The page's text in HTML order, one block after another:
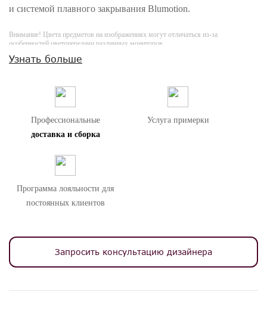
и системой плавного закрывания Blumotion.
Внимание! Цвета предметов на изображениях могут отличаться из-за
особенностей цветопередачи различных мониторов.
Узнать больше
Профессиональные
доставка и сборка
Услуга примерки
Программа лояльности для
постоянных клиентов
Запросить консультацию дизайнера